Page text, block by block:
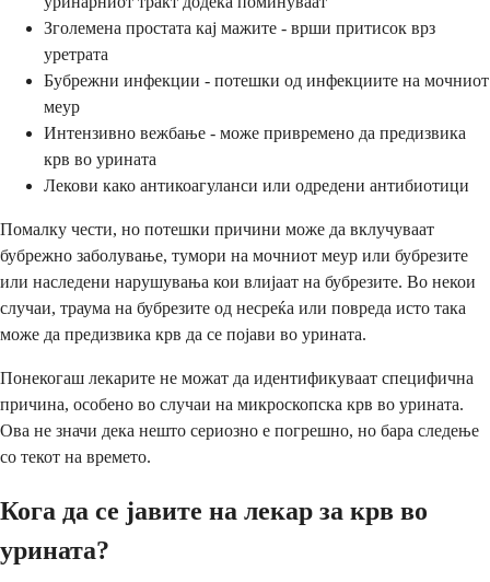
Зголемена простата кај мажите - врши притисок врз
уретрата
Бубрежни инфекции - потешки од инфекциите на мочниот
меур
Интензивно вежбање - може привремено да предизвика
крв во урината
Лекови како антикоагуланси или одредени антибиотици
Помалку чести, но потешки причини може да вклучуваат
бубрежно заболување, тумори на мочниот меур или бубрезите
или наследени нарушувања кои влијаат на бубрезите. Во некои
случаи, траума на бубрезите од несреќа или повреда исто така
може да предизвика крв да се појави во урината.
Понекогаш лекарите не можат да идентификуваат специфична
причина, особено во случаи на микроскопска крв во урината.
Ова не значи дека нешто сериозно е погрешно, но бара следење
со текот на времето.
Кога да се јавите на лекар за крв во
урината?